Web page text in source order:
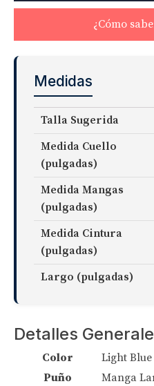
Easy
cantidad
¿Cómo
Medidas
Talla Sugerida
Medida Cuello
(pulgadas)
Medida Mangas
(pulgadas)
Medida Cintura
(pulgadas)
Largo (pulgadas)
Detalles
Color
Light Blue
Puño
Manga